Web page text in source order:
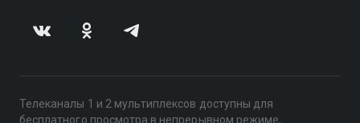
Телеканалы 1 и 2 мультиплексов доступны для
бесплатного просмотра в непрерывном режиме,